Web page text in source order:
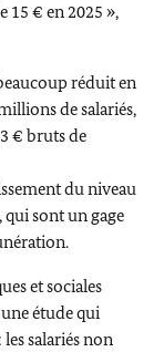
15 € en 2025 »,
réduit en
de salariés,
€ bruts de
du niveau
sont un gage
et sociales
étude qui
salariés non